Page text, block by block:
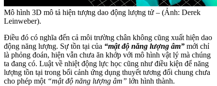
Mô hình 3D mô tả hiện tượng dao động lượng tử – (Ảnh: Derek
Leinweber).
Điều đó có nghĩa đến cả môi trường chân không cũng xuất hiện dao
động năng lượng. Sự tồn tại của “mật độ năng lượng âm” mới chỉ
là phỏng đoán, hiện vẫn chưa ăn khớp với mô hình vật lý mà chúng
ta đang có. Luật về nhiệt động lực học cũng như điều kiện để năng
lượng tồn tại trong bối cảnh ứng dụng thuyết tương đối chung chưa
cho phép một“mật độ năng lượng âm” lớn hình thành.